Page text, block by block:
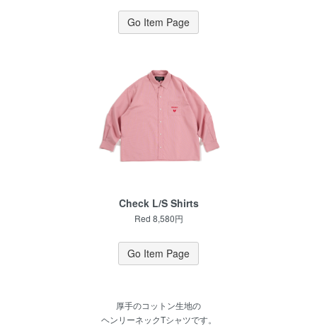
Go Item Page
Check L/S Shirts
Red 8,580円
Go Item Page
厚手のコットン生地の
ヘンリーネックTシャツです。